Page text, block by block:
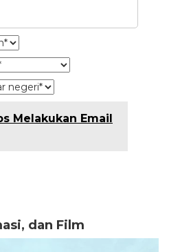
Melakukan Email
dan Film